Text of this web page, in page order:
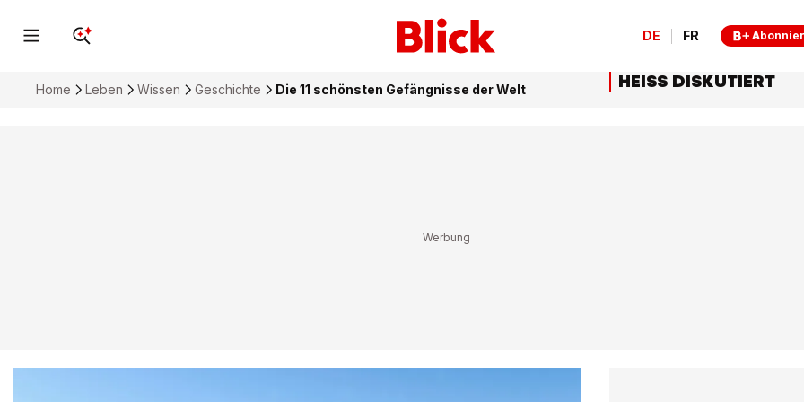
DE FR
Home Leben Wissen Geschichte Die 11 schönsten Gefängnisse der Welt HEISS DISKUTIERT